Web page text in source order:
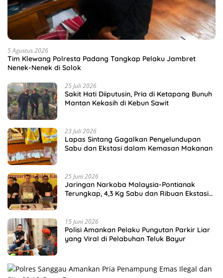
5 Agustus 2026
Tim Klewang Polresta Padang Tangkap Pelaku Jambret
Nenek-Nenek di Solok
25 Juli 2026
Sakit Hati Diiputusin, Pria di Ketapang Bunuh
Mantan Kekasih di Kebun Sawit
23 Juli 2026
Lapas Sintang Gagalkan Penyelundupan
Sabu dan Ekstasi dalam Kemasan Makanan
25 Juni 2026
Jaringan Narkoba Malaysia-Pontianak
Terungkap, 4,3 Kg Sabu dan Ribuan Ekstasi
15 Juni 2026
Polisi Amankan Pelaku Pungutan Parkir Liar
yang Viral di Pelabuhan Teluk Bayur